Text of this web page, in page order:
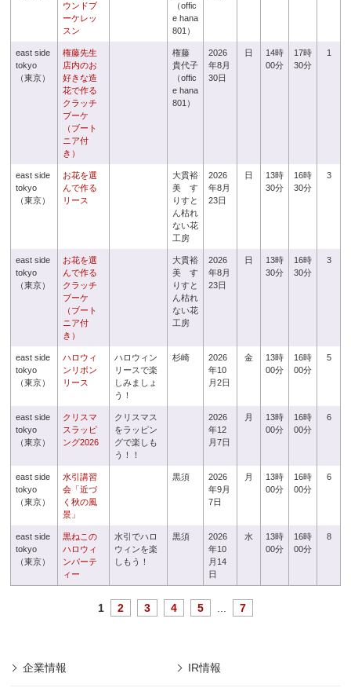
ウンドブ
ーケレッ
スン
（offic
e hana
801）
east side
tokyo
（東京）
権藤先生
店内のお
好きな造
花で作る
クラッチ
ブーケ
（ブート
ニア付
き）
権藤
貴代子
（offic
e hana
801）
2026
年8月
30日
日
14時
00分
17時
30分
1
east side
tokyo
（東京）
お花を選
んで作る
リース
大貫裕
美 す
りすと
ん枯れ
ない花
工房
2026
年8月
23日
日
13時
30分
16時
30分
3
east side
tokyo
（東京）
お花を選
んで作る
クラッチ
ブーケ
（ブート
ニア付
き）
大貫裕
美 す
りすと
ん枯れ
ない花
工房
2026
年8月
23日
日
13時
30分
16時
30分
3
east side
tokyo
（東京）
ハロウィ
ンリボン
リース
ハロウィン
リースで楽
しみましょ
う！
杉崎
2026
年10
月2日
金
13時
00分
16時
00分
5
east side
tokyo
（東京）
クリスマ
スラッピ
ング2026
クリスマス
をラッピン
グで楽しも
う！！
2026
年12
月7日
月
13時
00分
16時
00分
6
east side
tokyo
（東京）
水引講習
会「近づ
く秋の風
景」
黒須
2026
年9月
7日
月
13時
00分
16時
00分
6
east side
tokyo
（東京）
黒ねこの
ハロウィ
ンパーテ
ィー
水引でハロ
ウィンを楽
しもう！
黒須
2026
年10
月14
日
水
13時
00分
16時
00分
8
1 2 3 4 5 7
企業情報 IR情報